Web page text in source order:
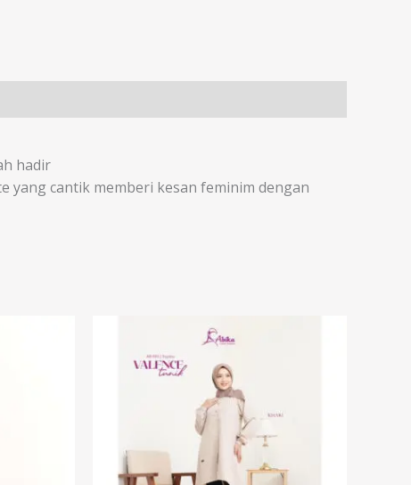
hadir
yang cantik memberi kesan feminim dengan